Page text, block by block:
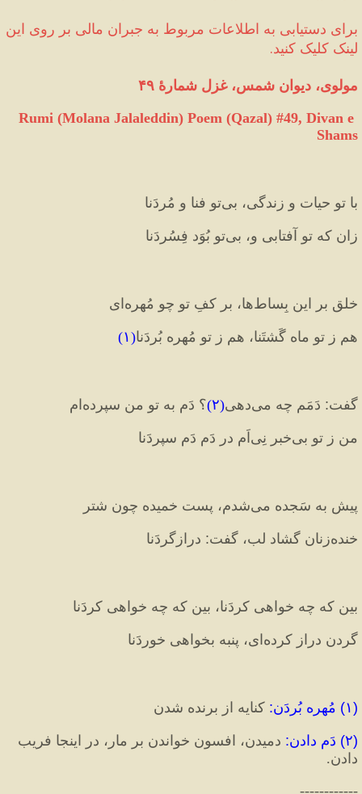
لینک کلیک کنید.
مولوی، دیوان شمس، غزل شمارهٔ ۴۹
Rumi (Molana Jalaleddin) Poem (Qazal) #49, Divan e
Shams
با تو حیات و زندگی، بی‌تو فنا و مُردَنا
زان که تو آفتابی و، بی‌تو بُوَد فِسُردَنا
خلق بر این بِساط‌ها، بر کفِ تو چو مُهره‌ای
هم ز تو ماه گَشتَنا، هم ز تو مُهره بُردَنا(۱)
گفت: دَمَم چه می‌دهی (۲)؟ دَم به تو من سپرده‌ام
من ز تو بی‌خبر نِی‌اَم در دَمِ دَم سپردَنا
پیش به سَجده می‌شدم، پست خمیده چون شتر
خنده‌زنان گشاد لب، گفت : درازگردَنا
بین که چه خواهی کردَنا، بین که چه خواهی کردَنا
گردن دراز کرده‌ای، پنبه بخواهی خوردَنا
(۱) مُهره بُردَن: کنایه از برنده شدن
(۲) دَم دادن:
دادن.
------------